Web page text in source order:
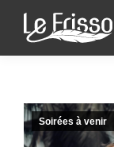
Soirées à venir